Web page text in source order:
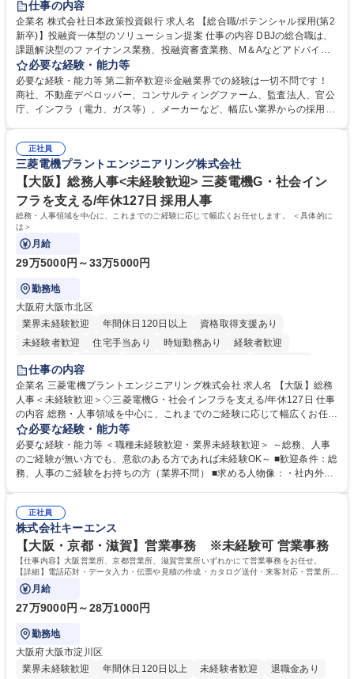
食事補助あり
託児所あり
仕事の内容
企業名 株式会社日本政策投資銀行 求人名 【総合職/ポテンシャル採用(第2
新卒)】投融資一体型のソリューション提案 仕事の内容 DBJの総合職は、
課題解決型のファイナンス業務、投融資審査業務、M＆Aなどアドバイザ
リー業務、地域戦略企画業務など、多様な業務に精通し、複数の専門性を
掛け合わせて広く社会に貢献していく職種です。 入社後は、横断的なロー
テーションを経て適性や専門性に応じたキャリアを形成していただきま
す。総合職として入社いただき、下記いずれかの部門でご活躍いただきま
ート・ナレッジ業務 ※それぞれの業務内容に関しては、別途その他労働条
件備考欄に記載 募集職種 【総合職/ポテンシャル採用(第2新卒)】投融資一
体型のソリューション提案
必要な経験・能力等
必要な経験・能力等 第二新卒歓迎※金融業界での経験は一切不問です！
商社、不動産デベロッパー、コンサルティングファーム、監査法人、官公
庁、インフラ（電力、ガス等）、メーカーなど、幅広い業界からの採用実
く高い志を併せもった人材を求めています。ポテンシャル採用（第2新
卒）では、金融業界での経験や知識を問いません。新たな時代を見据え
て、複雑化する社会課題の解決に向けて先鞭をつける役割を担いたい、と
いう気概をお持ちの方を心待ちにしています。 学歴・資格 学歴：大学院
大学 語学力： 資格：
正社員
三菱電機プラントエンジニアリング株式会社
【大阪】総務人事<未経験歓迎> 三菱電機G・社会イン
フラを支える/年休127日 採用人事
総務・人事領域を中心に、これまでのご経験に応じて幅広くお任せします。 ＜具体的に
は＞
月給
29万5000円～33万5000円
勤務地
大阪府大阪市北区
業界未経験歓迎
年間休日120日以上
資格取得支援あり
未経験者歓迎
住宅手当あり 時短勤務あり
経験者歓迎
退職金あり
駅近5分以内
土日祝休み 服装自由 寮・社宅あり 食事補助あり
仕事の内容
企業名 三菱電機プラントエンジニアリング株式会社 求人名 【大阪】総務
人事＜未経験歓迎＞◇三菱電機G・社会インフラを支える/年休127日 仕事
の内容 総務・人事領域を中心に、これまでのご経験に応じて幅広くお任せ
します。 ＜具体的には＞ ・総務/人事労務（給与・社保・勤怠管理など）
・採用・教育研修 ・福利厚生運用 など ※基本的には事務所勤務ですが、
採用や教育等の業務内容により、関西圏以外への日帰り・宿泊を伴う国内
出張もございます。 ※担当業務を持ちつつ、お互いに助け合いながら、総
必要な経験・能力等
必要な経験・能力等 ＜職種未経験歓迎・業界未経験歓迎＞ ～総務、人事
のご経験が無い方でも、意欲のある方であれば未経験OK～ ■歓迎条件：総
務、人事のご経験をお持ちの方（業界不問） ■求める人物像：・社内外の
正社員
株式会社キーエンス
【大阪・京都・滋賀】営業事務 ※未経験可 営業事務
【仕事内容】大阪営業所、京都営業所、滋賀営業所いずれかにて営業事務をお任せ。
【詳細】電話応対・データ入力・伝票や見積の作成・カタログ送付・来客対応・営業所内
で発生する事務業務や業務改善をお任せ。
月給
27万9000円～28万1000円
勤務地
大阪府大阪市淀川区
業界未経験歓迎
年間休日120日以上 未経験者歓迎 退職金あり